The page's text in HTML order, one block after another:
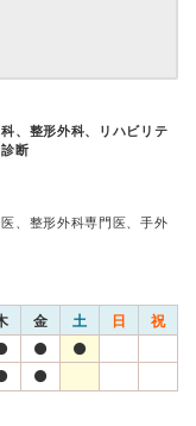
、整形外科、リハビリテ
断
、整形外科専門医、手外
金 土 日 祝